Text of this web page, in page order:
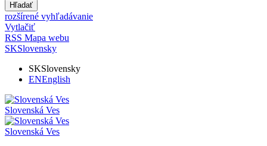
Hľadať
rozšírené vyhľadávanie
Vytlačiť
RSS Mapa webu
SKSlovensky
SKSlovensky
ENEnglish
Slovenská Ves
Slovenská Ves